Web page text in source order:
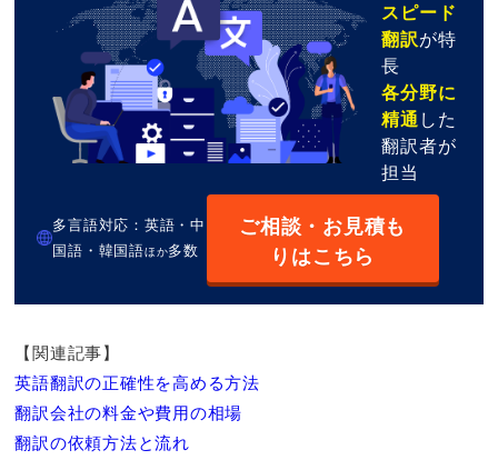
スピード
翻訳が特
長
各分野に
精通 した
翻訳者が
担当
多言語対応：英語・中
国語・韓国語ほか多数
ご相談・お見積も
りはこちら
【関連記事】
英語翻訳の正確性を高める方法
翻訳会社の料金や費用の相場
翻訳の依頼方法と流れ